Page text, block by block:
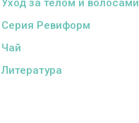
Уход за телом и волосами
Серия Ревиформ
Чай
Литература